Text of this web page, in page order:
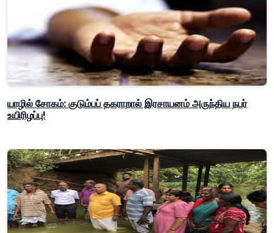
யாழில் சோகம்: குடும்பப் தகராறால் இரசாயனம் அருந்திய நபர்
உயிரிழப்பு!